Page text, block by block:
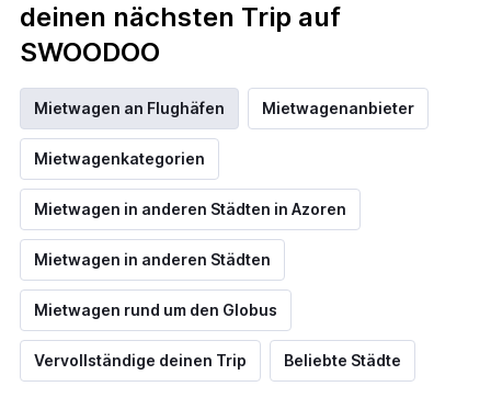
deinen nächsten Trip auf
SWOODOO
Mietwagen an Flughäfen Mietwagenanbieter
Mietwagenkategorien
Mietwagen in anderen Städten in Azoren
Mietwagen in anderen Städten
Mietwagen rund um den Globus
Vervollständige deinen Trip Beliebte Städte